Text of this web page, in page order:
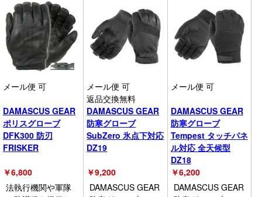
メール便 可
DAMASCUS GEAR
ポリスグローブ
DFK300 防刃
FRISKER
￥6,800
法執行機関や軍隊
メール便 可
返品交換無料
DAMASCUS GEAR
防寒グローブ
SubZero 氷点下対応
DZ19
￥9,200
DAMASCUS GEAR
メール便 可
DAMASCUS GEAR
防寒グローブ
Tempest タッチパネ
ル対応 全天候型
DZ18
￥6,200
DAMASCUS GEAR